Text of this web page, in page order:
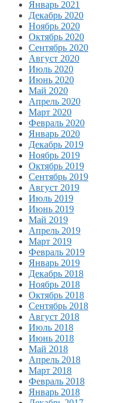
Январь 2021
Декабрь 2020
Ноябрь 2020
Октябрь 2020
Сентябрь 2020
Август 2020
Июль 2020
Июнь 2020
Май 2020
Апрель 2020
Март 2020
Февраль 2020
Январь 2020
Декабрь 2019
Ноябрь 2019
Октябрь 2019
Сентябрь 2019
Август 2019
Июль 2019
Июнь 2019
Май 2019
Апрель 2019
Март 2019
Февраль 2019
Январь 2019
Декабрь 2018
Ноябрь 2018
Октябрь 2018
Сентябрь 2018
Август 2018
Июль 2018
Июнь 2018
Май 2018
Апрель 2018
Март 2018
Февраль 2018
Январь 2018